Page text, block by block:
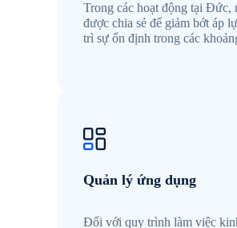
Trong các hoạt động tại Đức,
được chia sẻ để giảm bớt áp
trì sự ổn định trong các
Quản lý ứng dụng
Đối với quy trình làm việc